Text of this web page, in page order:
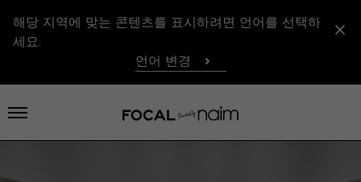
해당 지역에 맞는 콘텐츠를 표시하려면 언어를 선택하
세요.
언어 변경
메뉴 열기